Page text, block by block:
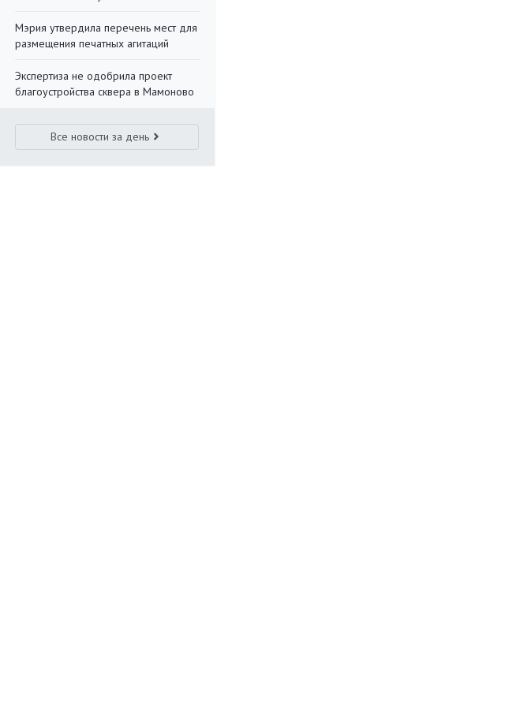
Мэрия утвердила перечень мест для
размещения печатных агитаций
Экспертиза не одобрила проект
благоустройства сквера в Мамоново
Все новости за день